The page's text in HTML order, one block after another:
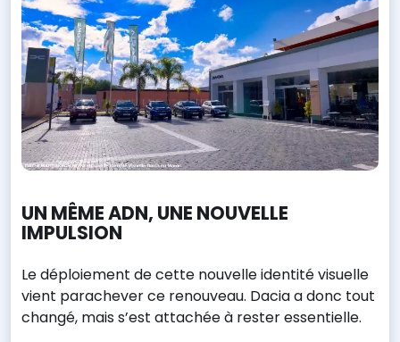
UN MÊME ADN, UNE NOUVELLE
IMPULSION
Le déploiement de cette nouvelle identité visuelle
vient parachever ce renouveau. Dacia a donc tout
changé, mais s’est attachée à rester essentielle.